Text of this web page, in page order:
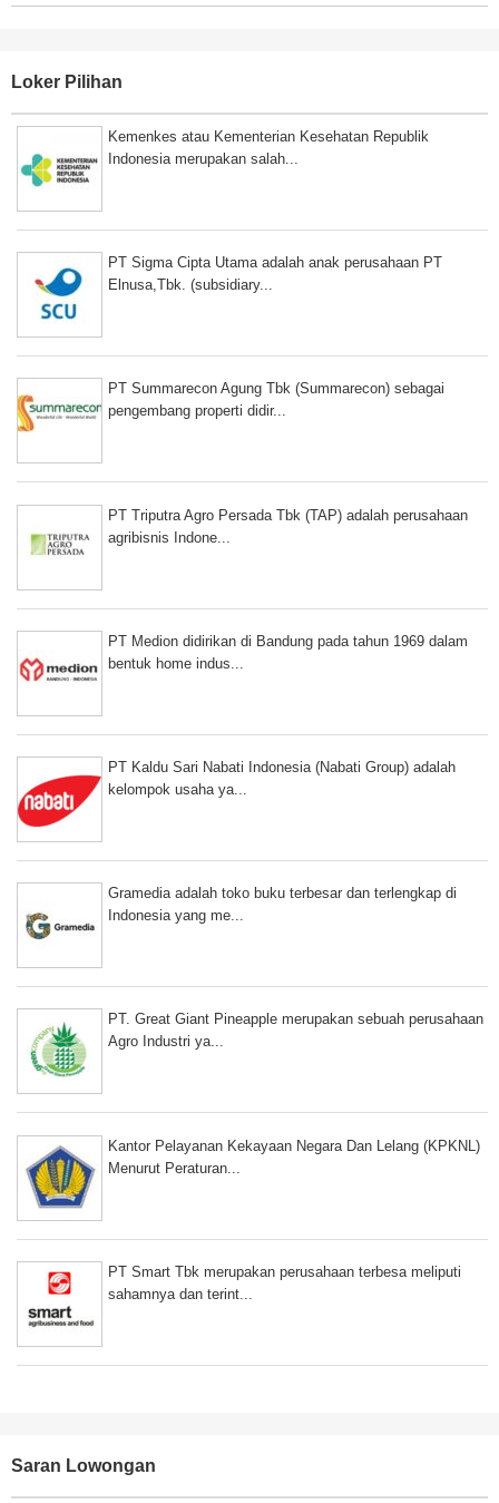
Loker Pilihan
Kemenkes atau Kementerian Kesehatan Republik
Indonesia merupakan salah...
PT Sigma Cipta Utama adalah anak perusahaan PT
Elnusa,Tbk. (subsidiary...
PT Summarecon Agung Tbk (Summarecon) sebagai
pengembang properti didir...
PT Triputra Agro Persada Tbk (TAP) adalah perusahaan
agribisnis Indone...
PT Medion didirikan di Bandung pada tahun 1969 dalam
bentuk home indus...
PT Kaldu Sari Nabati Indonesia (Nabati Group) adalah
kelompok usaha ya...
Gramedia adalah toko buku terbesar dan terlengkap di
Indonesia yang me...
PT. Great Giant Pineapple merupakan sebuah perusahaan
Agro Industri ya...
Kantor Pelayanan Kekayaan Negara Dan Lelang (KPKNL)
Menurut Peraturan...
PT Smart Tbk merupakan perusahaan terbesa meliputi
sahamnya dan terint...
Saran Lowongan